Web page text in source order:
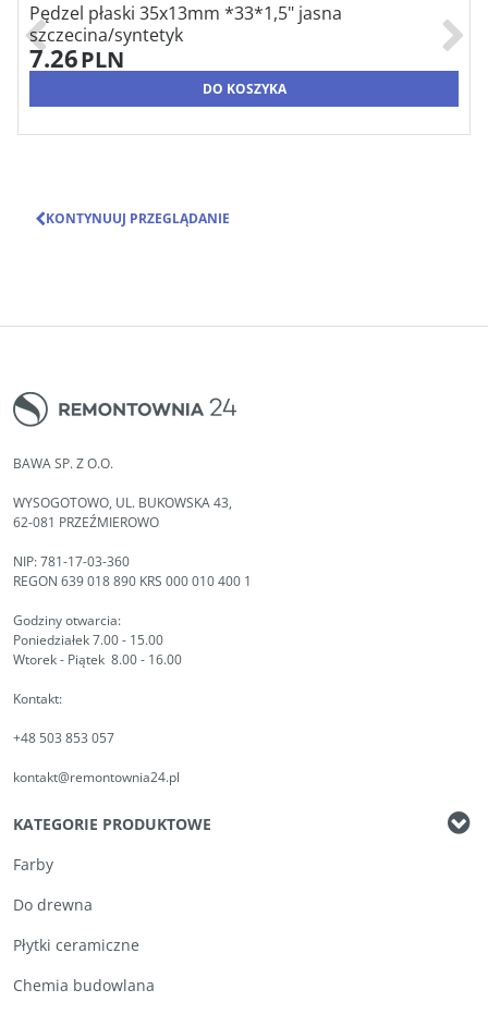
Pędzel płaski 35x13mm *33*1,5" jasna
szczecina/syntetyk
7.26PLN
DO KOSZYKA
KONTYNUUJ PRZEGLĄDANIE
BAWA SP. Z O.O.
WYSOGOTOWO, UL. BUKOWSKA 43,
62-081 PRZEŹMIEROWO
NIP: 781-17-03-360
REGON 639 018 890 KRS 000 010 400 1
Godziny otwarcia:
Poniedziałek 7.00 - 15.00
Wtorek - Piątek 8.00 - 16.00
Kontakt:
+48 503 853 057
kontakt@remontownia24.pl
KATEGORIE PRODUKTOWE
Farby
Do drewna
Płytki ceramiczne
Chemia budowlana